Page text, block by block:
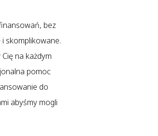
bez
i skomplikowane.
na każdym
pomoc
do
abyśmy mogli